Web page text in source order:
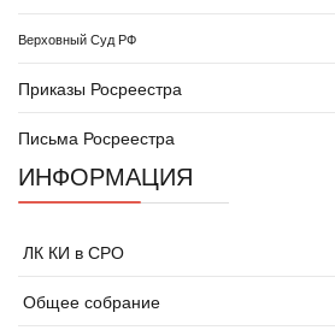
Верховный Суд РФ
Приказы Росреестра
Письма Росреестра
ИНФОРМАЦИЯ
ЛК КИ в СРО
Общее собрание